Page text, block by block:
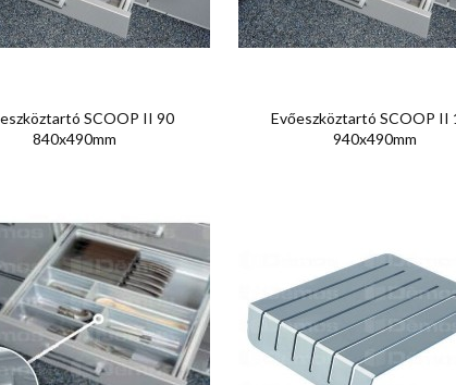
SCOOP II 90
840x490mm
Előnézet
Evőeszköztartó SCOOP II
940x490mm
Előnézet